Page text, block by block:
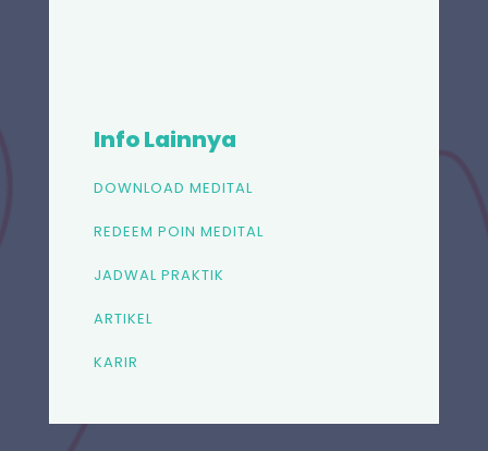
Info Lainnya
DOWNLOAD MEDITAL
REDEEM POIN MEDITAL
JADWAL PRAKTIK
ARTIKEL
KARIR